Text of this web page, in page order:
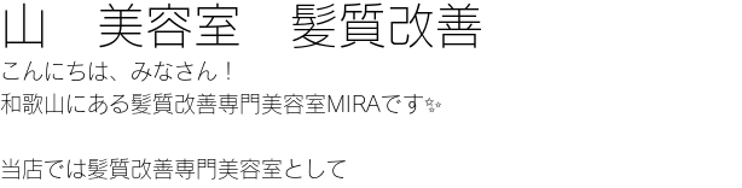
山 美容室 髪質改善
こんにちは、みなさん！
和歌山にある髪質改善専門美容室MIRAです✨
当店では髪質改善専門美容室として